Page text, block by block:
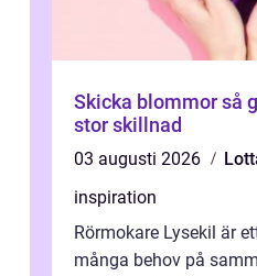
Skicka blommor så gör en enkel gest
stor skillnad
03 augusti 2026
inspiration
Rörmokare Lysekil är
många behov på